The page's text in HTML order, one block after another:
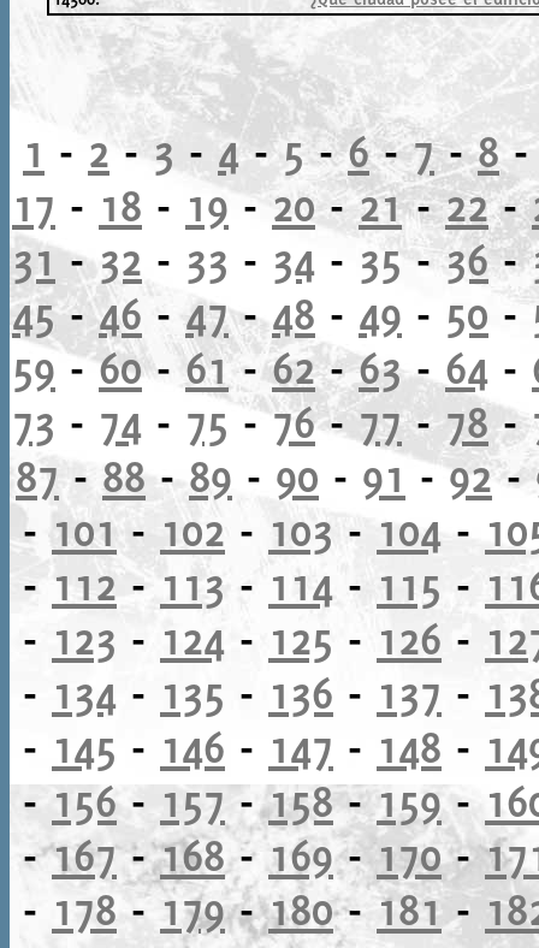
1 - 2-3 - 4-5-6-7-8
17 - 18 - 19-20-21-22-
31-32 - 33 - 34 - 35-36-
45-46-47-48 - 49 - 50 -
59 -60-61-62-63- 64 -
73 - 74 - 75 -76-77-78-
87 - 88 - 89 - 90 - 91 -92-
-101- 102 - 103- 104 -
- 112-113 - 114 - 115 -
- 123 - 124 - 125 - 126 -
- 134 - 135 - 136 - 137 -
- 145 - 146 - 147 - 148 -
-156-157-158-159-
-167-168-169-170-
- 178 - 179-180-181-